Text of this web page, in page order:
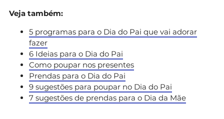
Veja também:
5 programas para o Dia do Pai que vai adorar
fazer
6 Ideias para o Dia do Pai
Como poupar nos presentes
Prendas para o Dia do Pai
9 sugestões para poupar no Dia do Pai
7 sugestões de prendas para o Dia da Mãe